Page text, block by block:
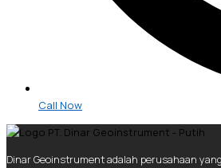
Call Now
Dinar Geoinstrument adalah perusahaan